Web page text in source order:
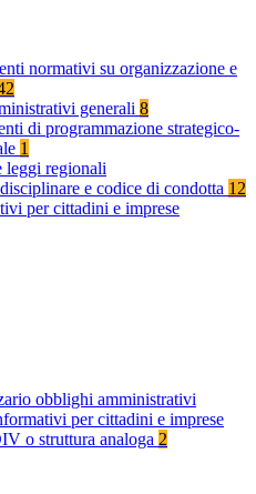
normativi su organizzazione e
generali 8
di programmazione strategico-
1
leggi regionali
e codice di condotta 12
per cittadini e imprese
obblighi amministrativi
per cittadini e imprese
o struttura analoga 2